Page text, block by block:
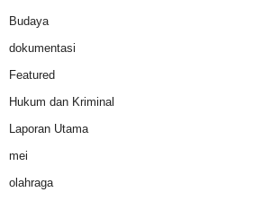
Budaya
dokumentasi
Featured
Hukum dan Kriminal
Laporan Utama
mei
olahraga